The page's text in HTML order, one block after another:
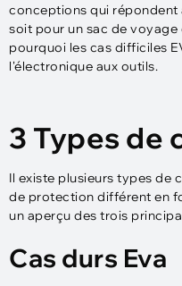
conceptions qui répondent
soit pour un sac de voyage
pourquoi les cas difficiles
l'électronique aux outils.
3 Types de
Il existe plusieurs types de
de protection différent en
un aperçu des trois
Cas durs Eva